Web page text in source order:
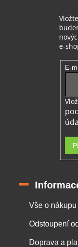
e-
E-
Vše o nákupu
Odstoupení
Doprava a